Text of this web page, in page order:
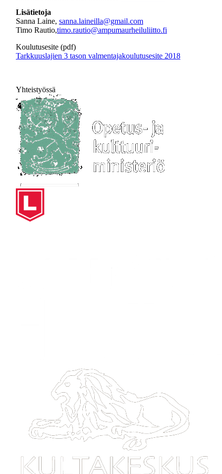
Lisätietoja
Sanna Laine, sanna.laineilla@gmail.com
Timo Rautio,timo.rautio@ampumaurheiluliitto.fi
Koulutusesite (pdf)
Tarkkuuslajien 3 tason valmentajakoulutusesite 2018
Yhteistyössä